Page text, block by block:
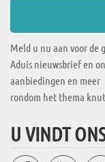
Meld u nu aan voor de
Aduis nieuwsbrief en
aanbiedingen en meer
rondom het thema
U VINDT